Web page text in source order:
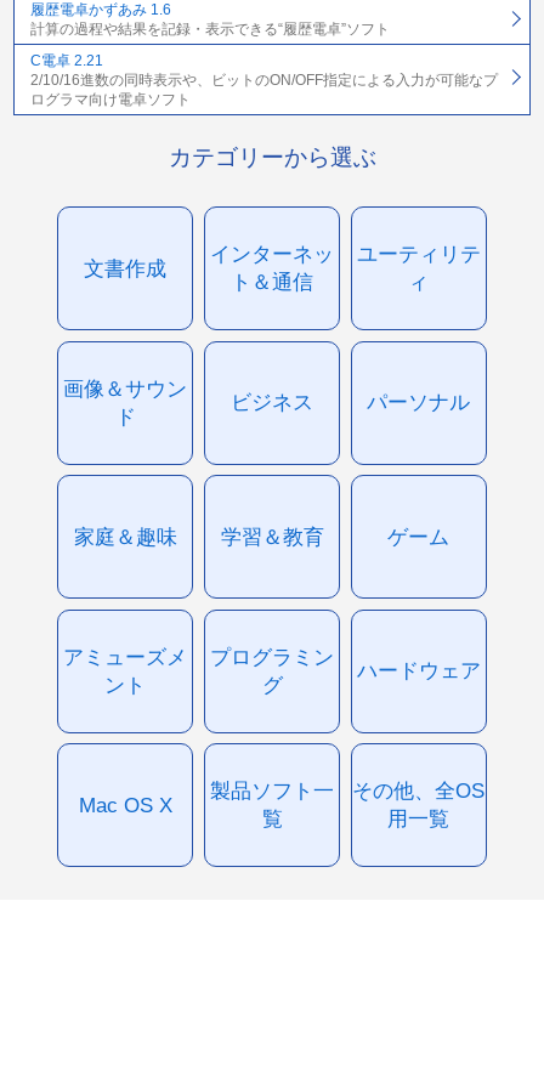
履歴電卓かずあみ 1.6
計算の過程や結果を記録・表示できる“履歴電卓”ソフト
C電卓 2.21
2/10/16進数の同時表示や、ビットのON/OFF指定による入力が可能なプ
ログラマ向け電卓ソフト
カテゴリーから選ぶ
文書作成
インターネッ
ト＆通信
ユーティリテ
ィ
画像＆サウン
ド
ビジネス パーソナル
家庭＆趣味 学習＆教育 ゲーム
アミューズメ
ント
プログラミン
グ
ハードウェア
Mac OS X
製品ソフト一
覧
その他、全OS
用一覧